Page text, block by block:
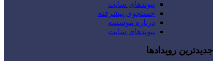
پیوندهای سایت
جستجوی پیشرفته
درباره موسسه
پیوندهای سایت
جدیدترین رویدادها